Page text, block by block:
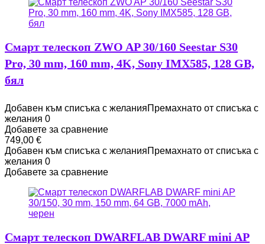
Смарт телескоп ZWO AP 30/160 Seestar S30
Pro, 30 mm, 160 mm, 4K, Sony IMX585, 128 GB,
бял
Добавен към списъка с желанияПремахнато от списъка с
желания 0
Добавете за сравнение
749,00 €
Добавен към списъка с желанияПремахнато от списъка с
желания 0
Добавете за сравнение
Смарт телескоп DWARFLAB DWARF mini AP